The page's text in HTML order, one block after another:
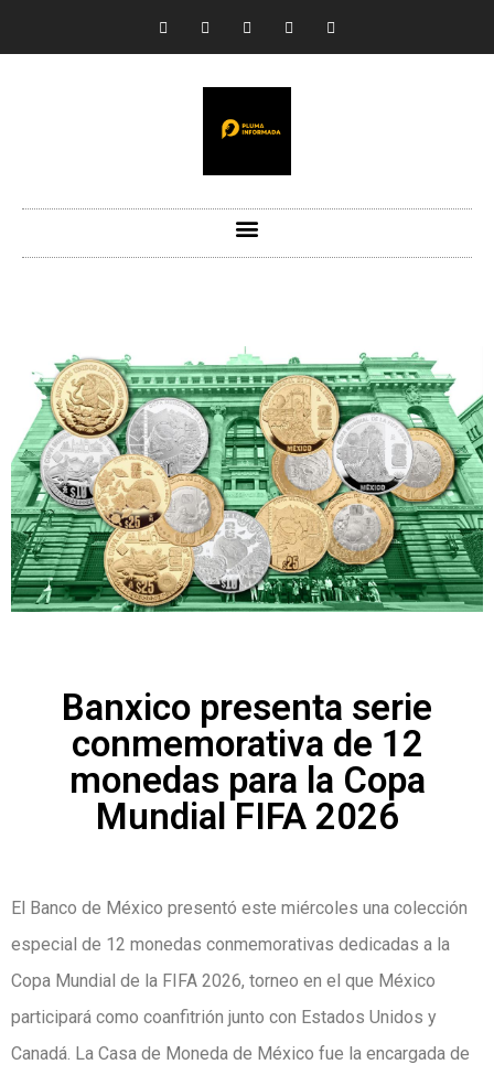
Banxico presenta serie
conmemorativa de 12
monedas para la Copa
Mundial FIFA 2026
El Banco de México presentó este miércoles una colección
especial de 12 monedas conmemorativas dedicadas a la
Copa Mundial de la FIFA 2026, torneo en el que México
participará como coanfitrión junto con Estados Unidos y
Canadá. La Casa de Moneda de México fue la encargada de